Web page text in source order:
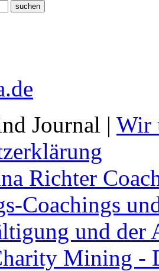
Journal | Wir
Richter
Coachings
und
Mining -